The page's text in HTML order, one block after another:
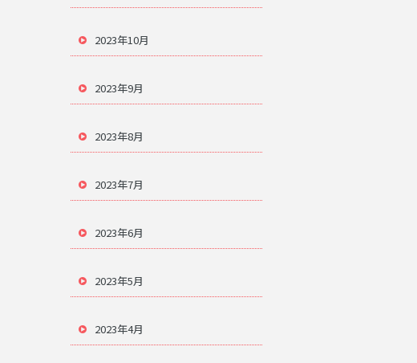
2023年10月
2023年9月
2023年8月
2023年7月
2023年6月
2023年5月
2023年4月